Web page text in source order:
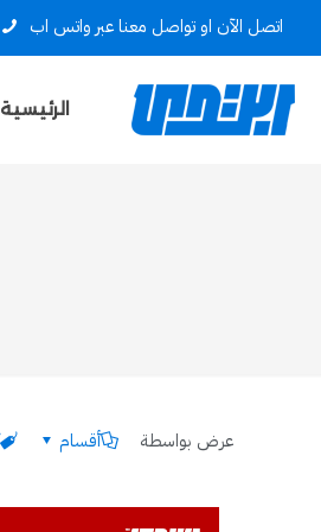
اتصل الآن او تواصل معنا عبر واتس اب
الرئيسية
عرض بواسطة أقسام